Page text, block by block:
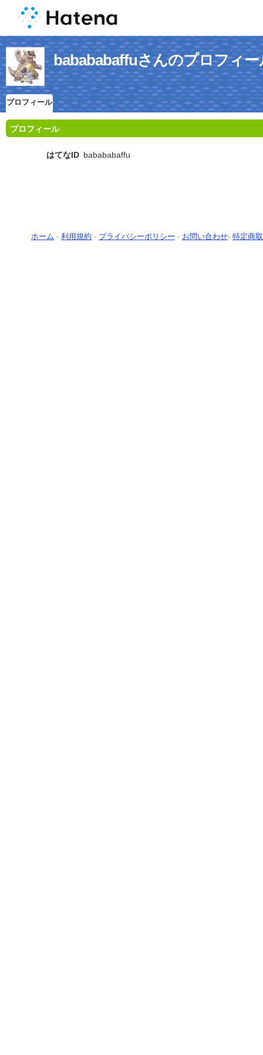
babababaffuさんのプロフィー
プロフィール
プロフィール
はてなID babababaffu
ホーム - 利用規約 - プライバシーポリシー - お問い合わせ- 特定商